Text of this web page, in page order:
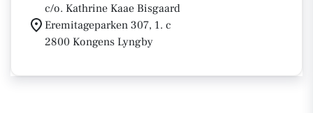
c/o. Kathrine Kaae Bisgaard
Eremitageparken 307, 1. c
2800 Kongens Lyngby